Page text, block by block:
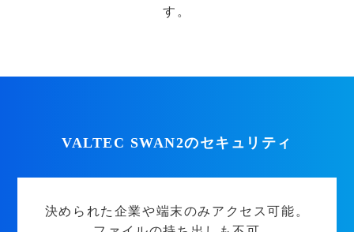
す。
VALTEC SWAN2のセキュリティ
決められた企業や端末のみアクセス可能。